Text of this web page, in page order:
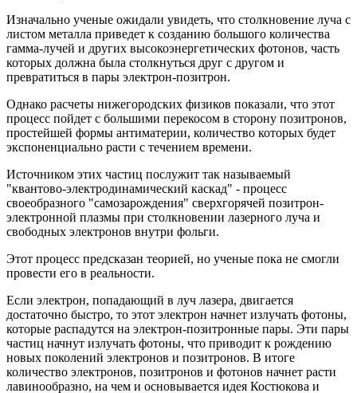
Изначально ученые ожидали увидеть, что столкновение луча с
листом металла приведет к созданию большого количества
гамма-лучей и других высокоэнергетических фотонов, часть
которых должна была столкнуться друг с другом и
превратиться в пары электрон-позитрон.
Однако расчеты нижегородских физиков показали, что этот
процесс пойдет с большими перекосом в сторону позитронов,
простейшей формы антиматерии, количество которых будет
экспоненциально расти с течением времени.
Источником этих частиц послужит так называемый
"квантово-электродинамический каскад" - процесс
своеобразного "самозарождения" сверхгорячей позитрон-
электронной плазмы при столкновении лазерного луча и
свободных электронов внутри фольги.
Этот процесс предсказан теорией, но ученые пока не смогли
провести его в реальности.
Если электрон, попадающий в луч лазера, двигается
достаточно быстро, то этот электрон начнет излучать фотоны,
которые распадутся на электрон-позитронные пары. Эти пары
частиц начнут излучать фотоны, что приводит к рождению
новых поколений электронов и позитронов. В итоге
количество электронов, позитронов и фотонов начнет расти
лавинообразно, на чем и основывается идея Костюкова и